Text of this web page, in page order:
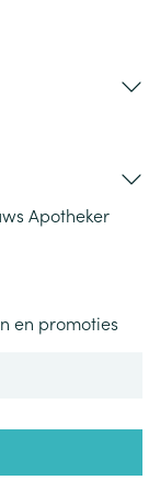
Apotheker
en promoties